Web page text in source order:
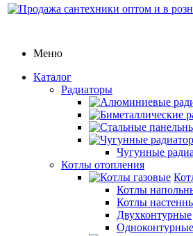
Меню
Каталог
Радиаторы
Чугунные
Котлы отопления
Котлы
Котлы
Двухконтурные
Одноконтурные